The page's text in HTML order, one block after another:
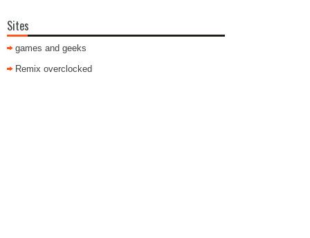
Sites
games and geeks
Remix overclocked